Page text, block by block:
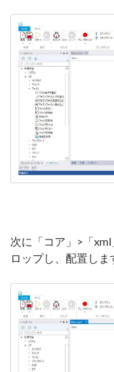
次に「コア」>「
ロップし、配置しま